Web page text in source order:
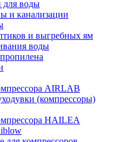
для воды
и канализации
и выгребных ям
воды
AIRLAB
(компрессоры)
HAILEA